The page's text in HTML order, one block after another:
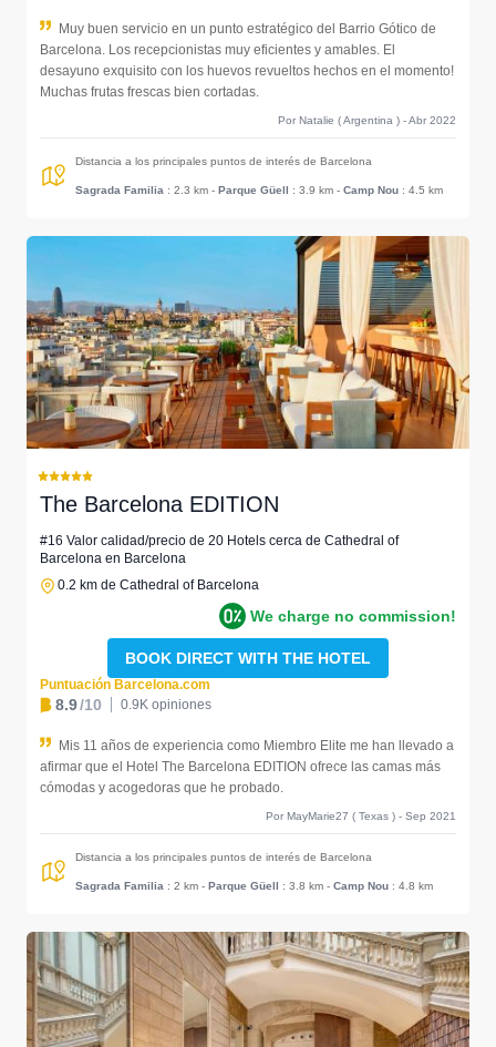
Muy buen servicio en un punto estratégico del Barrio Gótico de
Barcelona. Los recepcionistas muy eficientes y amables. El
desayuno exquisito con los huevos revueltos hechos en el momento!
Muchas frutas frescas bien cortadas.
Por Natalie ( Argentina ) - Abr 2022
Distancia a los principales puntos de interés de Barcelona
Sagrada Familia : 2.3 km - Parque Güell : 3.9 km - Camp Nou : 4.5 km
The Barcelona EDITION
#16 Valor calidad/precio de 20 Hotels cerca de Cathedral of
Barcelona en Barcelona
0.2 km de Cathedral of Barcelona
We charge no commission!
BOOK DIRECT WITH THE HOTEL
Puntuación Barcelona.com
8.9/10 0.9K opiniones
Mis 11 años de experiencia como Miembro Elite me han llevado a
afirmar que el Hotel The Barcelona EDITION ofrece las camas más
cómodas y acogedoras que he probado.
Por MayMarie27 ( Texas ) - Sep 2021
Distancia a los principales puntos de interés de Barcelona
Sagrada Familia : 2 km - Parque Güell : 3.8 km - Camp Nou : 4.8 km